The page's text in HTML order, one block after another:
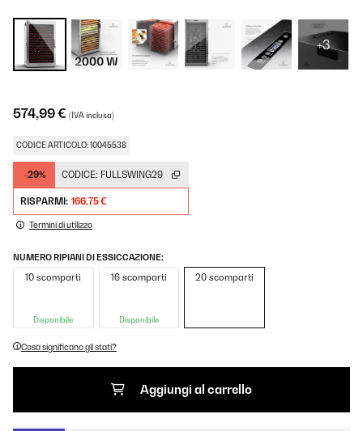
+3
574,99 € (IVA inclusa)
CODICE ARTICOLO: 10045538
-29% CODICE: FULLSWING29
RISPARMI: 166,75 €
Termini di utilizzo
NUMERO RIPIANI DI ESSICCAZIONE:
10 scomparti
Disponibile
16 scomparti
Disponibile
20 scomparti
Cosa significano gli stati?
Aggiungi al carrello